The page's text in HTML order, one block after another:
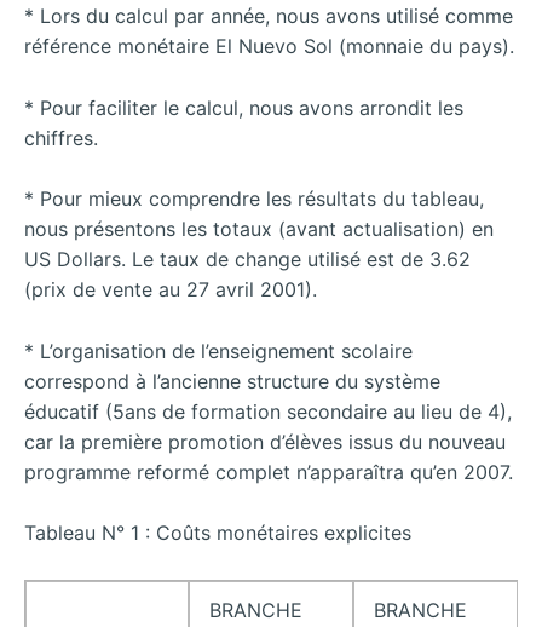
* Lors du calcul par année, nous avons utilisé comme
référence monétaire El Nuevo Sol (monnaie du pays).
* Pour faciliter le calcul, nous avons arrondit les
chiffres.
* Pour mieux comprendre les résultats du tableau,
nous présentons les totaux (avant actualisation) en
US Dollars. Le taux de change utilisé est de 3.62
(prix de vente au 27 avril 2001).
* L’organisation de l’enseignement scolaire
correspond à l’ancienne structure du système
éducatif (5ans de formation secondaire au lieu de 4),
car la première promotion d’élèves issus du nouveau
programme reformé complet n’apparaîtra qu’en 2007.
Tableau N° 1 : Coûts monétaires explicites
BRANCHE
BRANCHE